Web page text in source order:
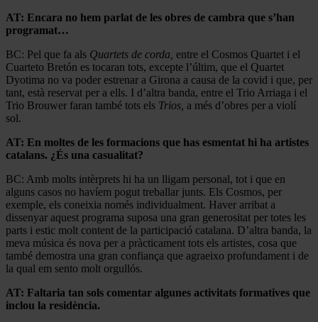
AT: Encara no hem parlat de les obres de cambra que s’han
programat…
BC: Pel que fa als Quartets de corda, entre el Cosmos Quartet i el
Cuarteto Bretón es tocaran tots, excepte l’últim, que el Quartet
Dyotima no va poder estrenar a Girona a causa de la covid i que, per
tant, està reservat per a ells. I d’altra banda, entre el Trio Arriaga i el
Trio Brouwer faran també tots els Trios, a més d’obres per a violí
sol.
AT: En moltes de les formacions que has esmentat hi ha artistes
catalans. ¿És una casualitat?
BC: Amb molts intèrprets hi ha un lligam personal, tot i que en
alguns casos no havíem pogut treballar junts. Els Cosmos, per
exemple, els coneixia només individualment. Haver arribat a
dissenyar aquest programa suposa una gran generositat per totes les
parts i estic molt content de la participació catalana. D’altra banda, la
meva música és nova per a pràcticament tots els artistes, cosa que
també demostra una gran confiança que agraeixo profundament i de
la qual em sento molt orgullós.
AT: Faltaria tan sols comentar algunes activitats formatives que
inclou la residència.